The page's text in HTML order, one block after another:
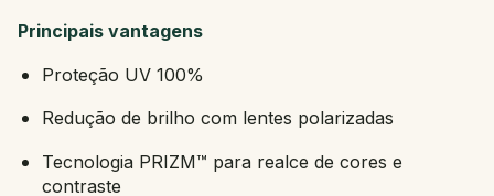
Principais vantagens
Proteção UV 100%
Redução de brilho com lentes polarizadas
Tecnologia PRIZM™ para realce de cores e
contraste